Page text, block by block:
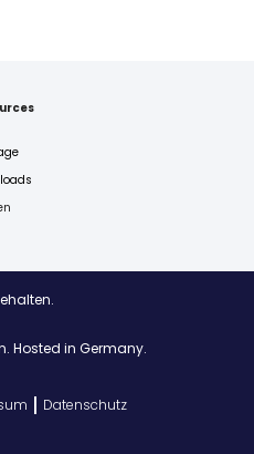
Datenschutz
Hosted in Germany.